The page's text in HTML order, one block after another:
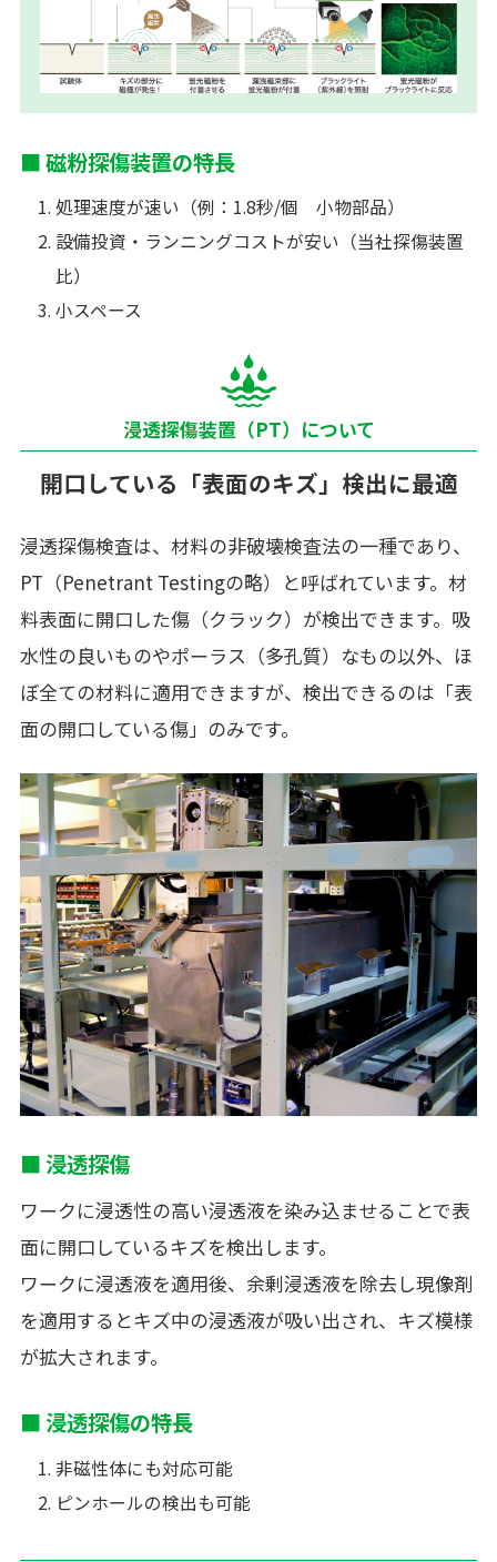
■ 磁粉探傷装置の特長
処理速度が速い（例：1.8秒/個 小物部品）
設備投資・ランニングコストが安い（当社探傷装置
比）
小スペース
浸透探傷装置（PT）について
開口している「表面のキズ」検出に最適
浸透探傷検査は、材料の非破壊検査法の一種であり、
PT（Penetrant Testingの略）と呼ばれています。材
料表面に開口した傷（クラック）が検出できます。吸
水性の良いものやポーラス（多孔質）なもの以外、ほ
ぼ全ての材料に適用できますが、検出できるのは「表
面の開口している傷」のみです。
■ 浸透探傷
ワークに浸透性の高い浸透液を染み込ませることで表
面に開口しているキズを検出します。
ワークに浸透液を適用後、余剰浸透液を除去し現像剤
を適用するとキズ中の浸透液が吸い出され、キズ模様
が拡大されます。
■ 浸透探傷の特長
非磁性体にも対応可能
ピンホールの検出も可能